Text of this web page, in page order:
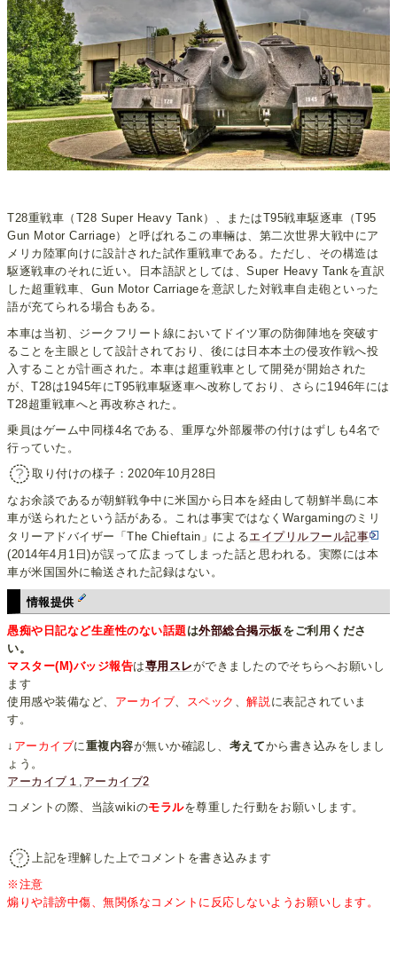
T28重戦車（T28 Super Heavy Tank）、またはT95戦車駆逐車（T95
Gun Motor Carriage）と呼ばれるこの車輛は、第二次世界大戦中にア
メリカ陸軍向けに設計された試作重戦車である。ただし、その構造は
駆逐戦車のそれに近い。日本語訳としては、Super Heavy Tankを直訳
した超重戦車、Gun Motor Carriageを意訳した対戦車自走砲といった
語が充てられる場合もある。
本車は当初、ジークフリート線においてドイツ軍の防御陣地を突破す
ることを主眼として設計されており、後には日本本土の侵攻作戦へ投
入することが計画された。本車は超重戦車として開発が開始された
が、T28は1945年にT95戦車駆逐車へ改称しており、さらに1946年には
T28超重戦車へと再改称された。
乗員はゲーム中同様4名である、重厚な外部履帯の付けはずしも4名で
行っていた。
取り付けの様子：2020年10月28日
なお余談であるが朝鮮戦争中に米国から日本を経由して朝鮮半島に本
車が送られたという話がある。これは事実ではなくWargamingのミリ
タリーアドバイザー「The Chieftain」によるエイプリルフール記事
(2014年4月1日)が誤って広まってしまった話と思われる。実際には本
車が米国国外に輸送された記録はない。
情報提供
愚痴や日記など生産性のない話題 は外部総合掲示板をご利用くださ
い。
マスター(M)バッジ報告は専用スレができましたのでそちらへお願いし
ます
使用感や装備など、 アーカイブ、 スペック 、解説に表記されていま
す。
↓ アーカイブに 重複内容が無いか確認し、 考えてから書き込みをしまし
ょう。
アーカイブ１
アーカイブ2
コメントの際、当該wikiのモラルを尊重した行動をお願いします。
上記を理解した上でコメントを書き込みます
※注意
煽りや誹謗中傷、無関係なコメントに反応しないようお願いします。